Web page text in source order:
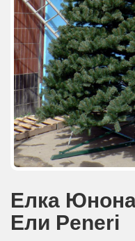
Елка
Eли Peneri
ПАРТНЕРАМ
КОНТАКТЫ
СЕРТИФИКАТЫ
ВАКАНСИИ